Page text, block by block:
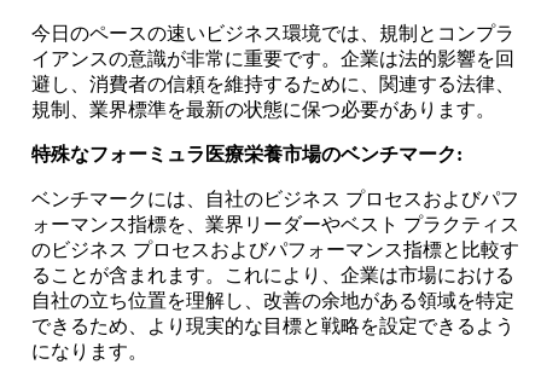
今日のペースの速いビジネス環境では、規制とコンプラ
イアンスの意識が非常に重要です。企業は法的影響を回
避し、消費者の信頼を維持するために、関連する法律、
規制、業界標準を最新の状態に保つ必要があります。
特殊なフォーミュラ医療栄養市場のベンチマーク:
ベンチマークには、自社のビジネス プロセスおよびパフ
ォーマンス指標を、業界リーダーやベスト プラクティス
のビジネス プロセスおよびパフォーマンス指標と比較す
ることが含まれます。これにより、企業は市場における
自社の立ち位置を理解し、改善の余地がある領域を特定
できるため、より現実的な目標と戦略を設定できるよう
になります。